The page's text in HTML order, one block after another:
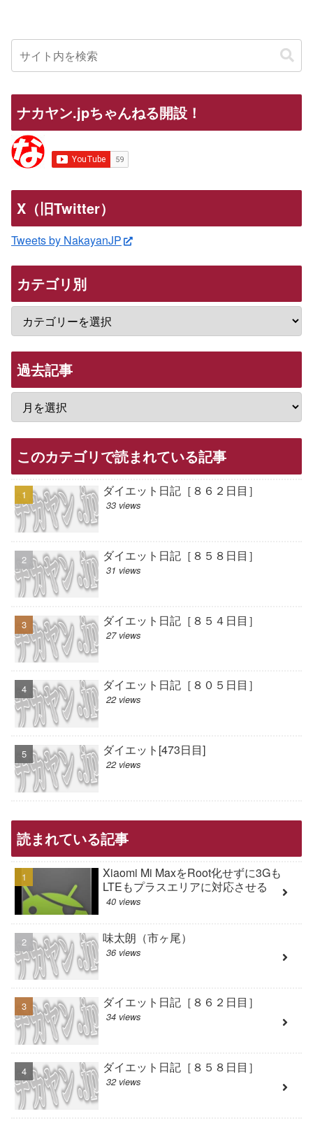
ナカヤン.jpちゃんねる開設！
X（旧Twitter）
Tweets by NakayanJP
カテゴリ別
過去記事
このカテゴリで読まれている記事
ダイエット日記［８６２日目］
33 views
ダイエット日記［８５８日目］
31 views
ダイエット日記［８５４日目］
27 views
ダイエット日記［８０５日目］
22 views
ダイエット[473日目]
22 views
読まれている記事
Xiaomi Mi MaxをRoot化せずに3Gも
LTEもプラスエリアに対応させる
40 views
味太朗（市ヶ尾）
36 views
ダイエット日記［８６２日目］
34 views
ダイエット日記［８５８日目］
32 views